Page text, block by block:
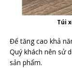
Túi
Để tăng cao khả
Quý khách nên sử
sản phẩm.